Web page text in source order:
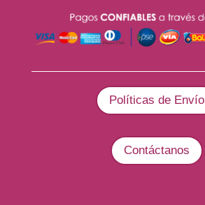
Políticas de Envío
Contáctanos